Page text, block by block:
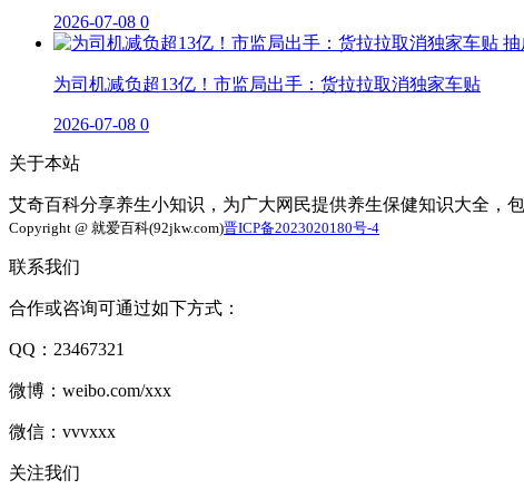
2026-07-08 0
为司机减负超13亿！市监局出手：货拉拉取消独家车贴
2026-07-08 0
关于本站
艾奇百科分享养生小知识，为广大网民提供养生保健知识大全，
Copyright @ 就爱百科(92jkw.com)晋ICP备2023020180号-4
联系我们
合作或咨询可通过如下方式：
QQ：23467321
微博：weibo.com/xxx
微信：vvvxxx
关注我们